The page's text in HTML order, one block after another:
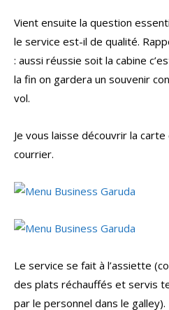
Vient ensuite la question
le service est-il de qualité.
: aussi réussie soit la cabine
la fin on gardera un souvenir
vol.
Je vous laisse découvrir la
courrier.
Le service se fait à l’assiette
des plats réchauffés et servis
par le personnel dans le